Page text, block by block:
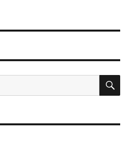
ค้น